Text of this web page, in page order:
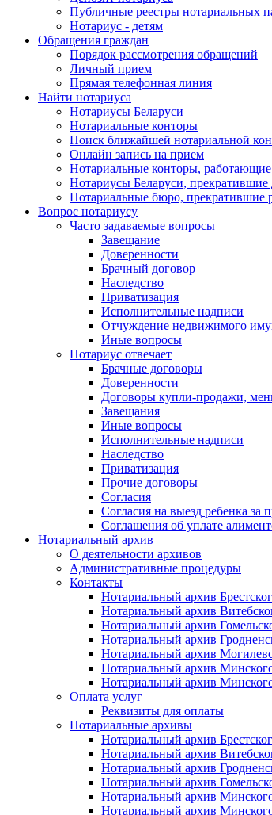
Публичные реестры нотариальных
Нотариус - детям
Обращения граждан
Порядок рассмотрения обращений
Личный прием
Прямая телефонная линия
Найти нотариуса
Нотариусы Беларуси
Нотариальные конторы
Поиск ближайшей нотариальной
Онлайн запись на прием
Нотариальные конторы, работающие
Нотариусы Беларуси, прекратившие
Нотариальные бюро, прекратившие
Вопрос нотариусу
Часто задаваемые вопросы
Завещание
Доверенности
Брачный договор
Наследство
Приватизация
Исполнительные надписи
Отчуждение недвижимого
Иные вопросы
Нотариус отвечает
Брачные договоры
Доверенности
Договоры купли-продажи,
Завещания
Иные вопросы
Исполнительные надписи
Наследство
Приватизация
Прочие договоры
Согласия
Согласия на выезд ребенка за
Соглашения об уплате
Нотариальный архив
О деятельности архивов
Административные процедуры
Контакты
Нотариальный архив
Нотариальный архив
Нотариальный архив
Нотариальный архив
Нотариальный архив
Нотариальный архив
Нотариальный архив
Оплата услуг
Реквизиты для оплаты
Нотариальные архивы
Нотариальный архив
Нотариальный архив
Нотариальный архив
Нотариальный архив
Нотариальный архив
Нотариальный архив